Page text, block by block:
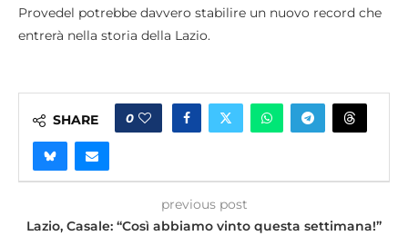
Provedel potrebbe davvero stabilire un nuovo record che
entrerà nella storia della Lazio.
SHARE 0
previous post
Lazio, Casale: “Così abbiamo vinto questa settimana!”